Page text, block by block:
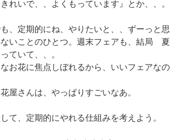
れいで、、よくもっています』とか、、。
、定期的にね、やりたいと、、ずーっと思
いことのひとつ。週末フェアも、結局 夏
ていて、、。
お花に焦点しぼれるから、いいフェアなの
屋さんは、やっぱりすごいなあ。
て、定期的にやれる仕組みを考えよう。